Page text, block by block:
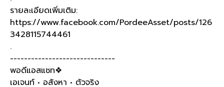
รายละเอียดเพิ่มเติม:
https://www.facebook.com/PordeeAsset/posts/126
3428115744461
.
------------------------------
พอดีแอสแชท❖
เอเจนท์ • อสังหา • ตัวจริง